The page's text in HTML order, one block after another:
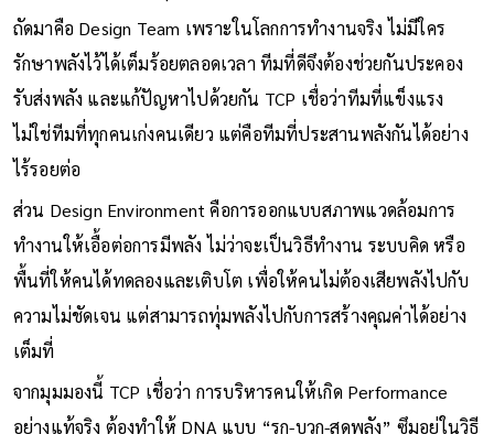
ถัดมาคือ Design Team เพราะในโลกการทำงานจริง ไม่มีใคร
รักษาพลังไว้ได้เต็มร้อยตลอดเวลา ทีมที่ดีจึงต้องช่วยกันประคอง
รับส่งพลัง และแก้ปัญหาไปด้วยกัน TCP เชื่อว่าทีมที่แข็งแรง
ไม่ใช่ทีมที่ทุกคนเก่งคนเดียว แต่คือทีมที่ประสานพลังกันได้อย่าง
ไร้รอยต่อ
ส่วน Design Environment คือการออกแบบสภาพแวดล้อมการ
ทำงานให้เอื้อต่อการมีพลัง ไม่ว่าจะเป็นวิธีทำงาน ระบบคิด หรือ
พื้นที่ให้คนได้ทดลองและเติบโต เพื่อให้คนไม่ต้องเสียพลังไปกับ
ความไม่ชัดเจน แต่สามารถทุ่มพลังไปกับการสร้างคุณค่าได้อย่าง
เต็มที่
จากมุมมองนี้ TCP เชื่อว่า การบริหารคนให้เกิด Performance
อย่างแท้จริง ต้องทำให้ DNA แบบ “รุก-บวก-สุดพลัง” ซึมอยู่ในวิธี